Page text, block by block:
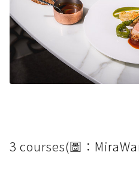
3 courses(圖：